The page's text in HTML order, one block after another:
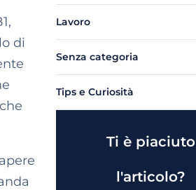
di
Lavoro
Senza categoria
Tips e Curiosità
Ti è piaciuto
l'articolo?